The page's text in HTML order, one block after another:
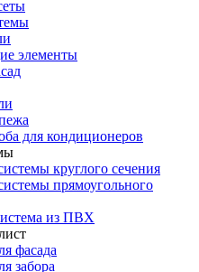
элементы
для кондиционеров
круглого сечения
прямоугольного
из ПВХ
фасада
забора